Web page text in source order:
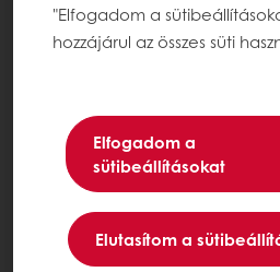
"Elfogadom a
hozzájárul az összes süti
Elfogadom a
sütibeállításokat
Elutasítom a